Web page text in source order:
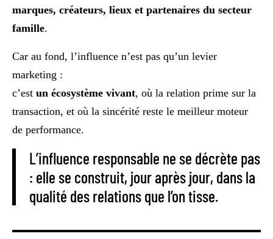
marques, créateurs, lieux et partenaires du secteur
famille.
Car au fond, l’influence n’est pas qu’un levier
marketing :
c’est un écosystème vivant, où la relation prime sur la
transaction, et où la sincérité reste le meilleur moteur
de performance.
L’influence responsable ne se décrète pas
: elle se construit, jour après jour, dans la
qualité des relations que l’on tisse.